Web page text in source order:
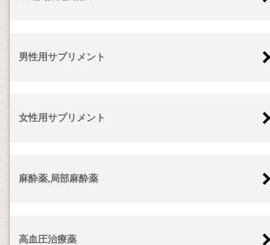
男性用サプリメント
女性用サプリメント
麻酔薬,局部麻酔薬
高血圧治療薬